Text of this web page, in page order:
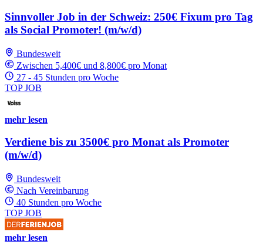
Sinnvoller Job in der Schweiz: 250€ Fixum pro Tag
als Social Promoter! (m/w/d)
Bundesweit
Zwischen 5,400€ und 8,800€ pro Monat
27 - 45 Stunden pro Woche
TOP JOB
mehr lesen
Verdiene bis zu 3500€ pro Monat als Promoter
(m/w/d)
Bundesweit
Nach Vereinbarung
40 Stunden pro Woche
TOP JOB
mehr lesen